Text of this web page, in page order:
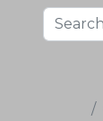
Search
...